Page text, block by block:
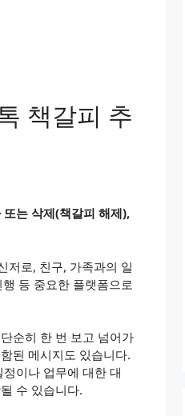
책갈피 추
는 삭제(책갈피 해제),
저로, 친구, 가족과의 일
등 중요한 플랫폼으로
순히 한 번 보고 넘어가
된 메시지도 있습니다.
이나 업무에 대한 대
수 있습니다.